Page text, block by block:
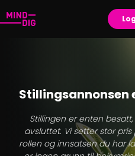
Stillingsannonsen
Stillingen er enten
avsluttet. Vi setter stor
rollen og innsatsen du har